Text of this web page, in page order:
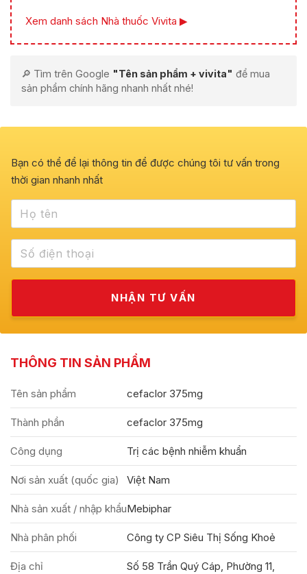
Xem danh sách Nhà thuốc Vivita ▶
🔎 Tìm trên Google "Tên sản phẩm + vivita" để mua
sản phẩm chính hãng nhanh nhất nhé!
Bạn có thể để lại thông tin để được chúng tôi tư vấn trong
thời gian nhanh nhất
THÔNG TIN SẢN PHẨM
Tên sản phẩm cefaclor 375mg
Thành phần cefaclor 375mg
Công dụng Trị các bệnh nhiễm khuẩn
Nơi sản xuất (quốc gia) Việt Nam
Nhà sản xuất / nhập khẩuMebiphar
Nhà phân phối Công ty CP Siêu Thị Sống Khoẻ
Địa chỉ
Số 58 Trần Quý Cáp, Phường 11,